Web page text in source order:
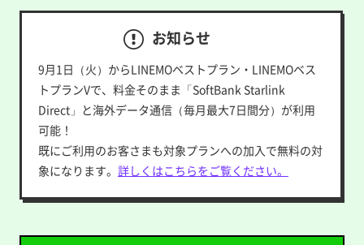
お知らせ
9月1日（火）からLINEMOベストプラン・LINEMOベス
トプランVで、料金そのまま「SoftBank Starlink
Direct」と海外データ通信（毎月最大7日間分）が利用
可能！
既にご利用のお客さまも対象プランへの加入で無料の対
象になります。 詳しくはこちらをご覧ください。